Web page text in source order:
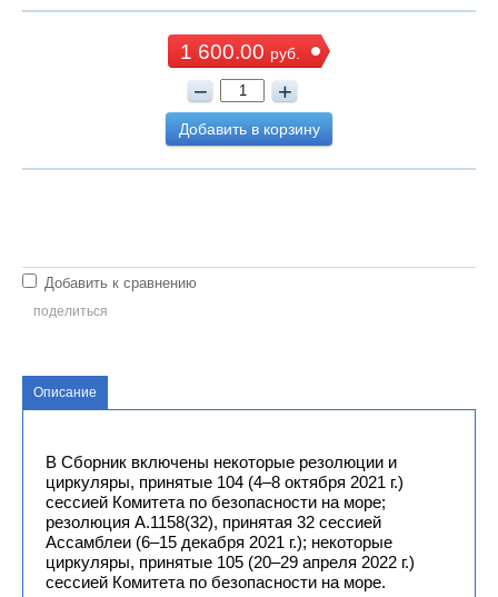
1 600.00 руб.
− +
Добавить в корзину
Добавить к сравнению
поделиться
Описание
В Сборник включены некоторые резолюции и
циркуляры, принятые 104 (4–8 октября 2021 г.)
сессией Комитета по безопасности на море;
резолюция А.1158(32), принятая 32 сессией
Ассамблеи (6–15 декабря 2021 г.); некоторые
циркуляры, принятые 105 (20–29 апреля 2022 г.)
сессией Комитета по безопасности на море.